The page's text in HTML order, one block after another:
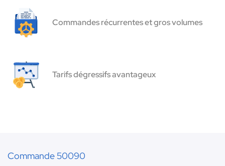
Commandes récurrentes et gros volumes
Tarifs dégressifs avantageux
Commande 50090